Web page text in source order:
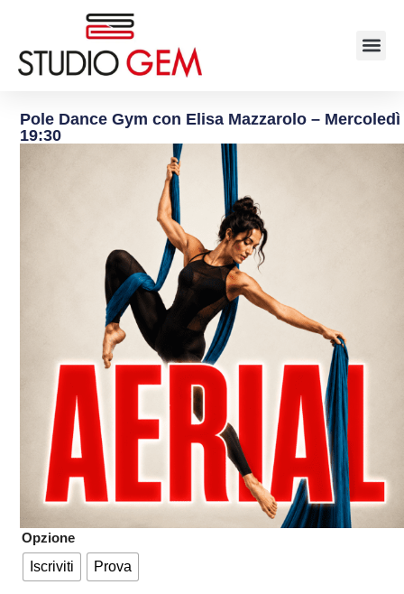
Pole Dance Gym con Elisa Mazzarolo – Mercoledì
19:30
Opzione
Iscriviti
Prova